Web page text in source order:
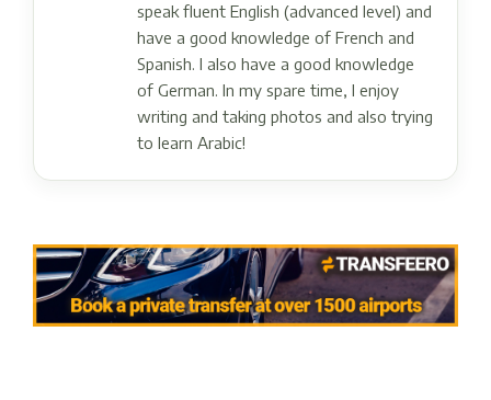
speak fluent English (advanced level) and
have a good knowledge of French and
Spanish. I also have a good knowledge
of German. In my spare time, I enjoy
writing and taking photos and also trying
to learn Arabic!